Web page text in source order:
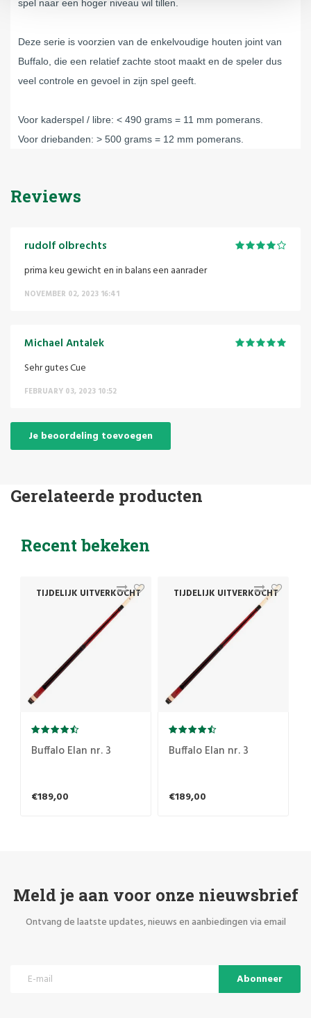
spel naar een hoger niveau wil tillen.
Deze serie is voorzien van de enkelvoudige houten joint van
Buffalo, die een relatief zachte stoot maakt en de speler dus
veel controle en gevoel in zijn spel geeft.
Voor kaderspel / libre: < 490 grams = 11 mm pomerans.
Voor driebanden: > 500 grams = 12 mm pomerans.
Reviews
rudolf olbrechts
prima keu gewicht en in balans een aanrader
NOVEMBER 02, 2023 16:41
Michael Antalek
Sehr gutes Cue
FEBRUARY 03, 2023 10:52
Je beoordeling toevoegen
Gerelateerde producten
Recent bekeken
TIJDELIJK UITVERKOCHT
Buffalo Elan nr. 3
€189,00
TIJDELIJK UITVERKOCHT
Buffalo Elan nr. 3
€189,00
Meld je aan voor onze nieuwsbrief
Ontvang de laatste updates, nieuws en aanbiedingen via email
Abonneer